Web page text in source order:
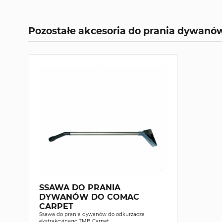
Pozostałe akcesoria do prania
SSAWA DO PRANIA
DYWANÓW DO COMAC
CARPET
Ssawa do prania dywanów do odkurzacza